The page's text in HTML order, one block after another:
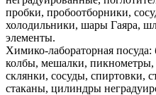
пробки, пробоотборники,
холодильники, шары Гаяра,
элементы.
Химико-лабораторная
колбы, мешалки,
склянки, сосуды, спиртовки,
стаканы, цилиндры